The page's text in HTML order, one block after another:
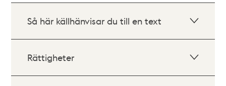
Så här källhänvisar du till en text
Rättigheter